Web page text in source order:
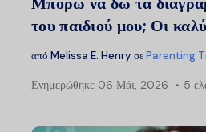
του παιδιού μου; Οι
από Melissa E. Henry σεParenting
Ενημερώθηκε 06 Μάι, 2026 5